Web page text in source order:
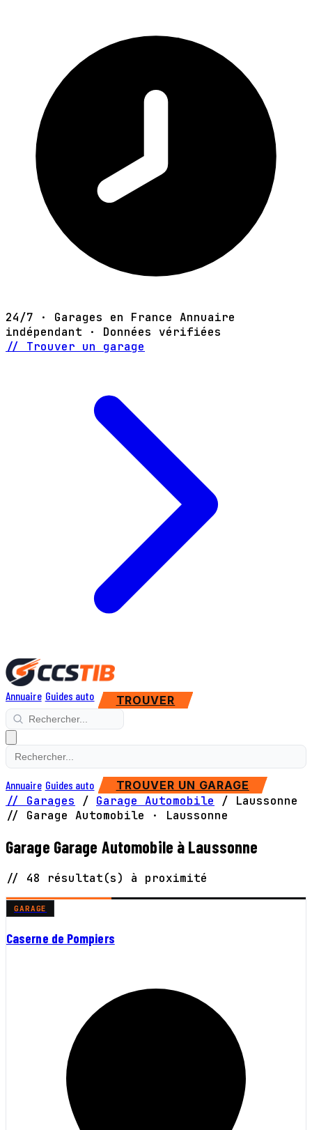
24/7 · Garages en France Annuaire
indépendant · Données vérifiées
// Trouver un garage
Annuaire Guides auto TROUVER
Annuaire Guides auto TROUVER UN GARAGE
// Garages / Garage Automobile /
Laussonne
// Garage Automobile · Laussonne
Garage Garage Automobile à Laussonne
// 48 résultat(s) à proximité
GARAGE
Caserne de Pompiers